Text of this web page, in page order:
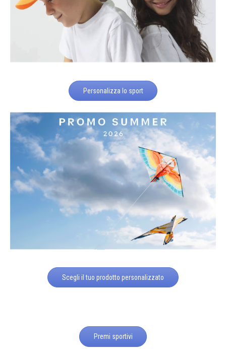
Personalizza lo sport
Scegli il tuo prodotto personalizzato
Premi sportivi